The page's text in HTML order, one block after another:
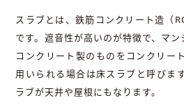
スラブとは、鉄筋コンクリート造（
です。遮音性が高いのが特徴で、マン
コンクリート製のものをコンクリー
用いられる場合は床スラブと呼びま
ラブが天井や屋根にもなります。